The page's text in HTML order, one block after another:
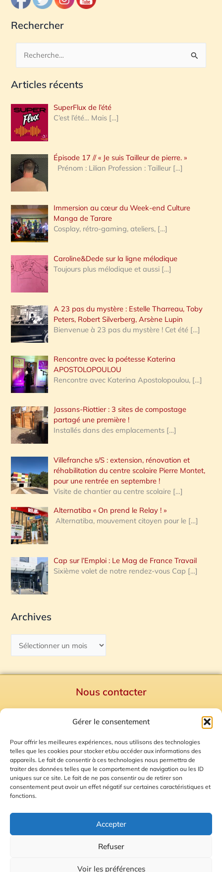
Gérer le consentement
Pour offrir les meilleures expériences, nous utilisons des technologies
telles que les cookies pour stocker et/ou accéder aux informations des
appareils. Le fait de consentir à ces technologies nous permettra de
traiter des données telles que le comportement de navigation ou les ID
uniques sur ce site. Le fait de ne pas consentir ou de retirer son
consentement peut avoir un effet négatif sur certaines caractéristiques et
fonctions.
Accepter
Refuser
Voir les préférences
Rechercher
c
e
r
c
h
e
:
Articles récents
SuperFlux de l’été
C’est l’été… Mais […]
Épisode 17 // « Je suis Tailleur de pierre. »
Prénom : Lilian Profession : Tailleur […]
Immersion au cœur du Week-end Culture
Manga de Tarare
Cosplay, rétro-gaming, ateliers, […]
Caroline&Dede sur la ligne mélodique
Toujours plus mélodique et aussi […]
A 23 pas du mystère : Estelle Tharreau, Toby
Peters, Robert Silverberg, Arsène Lupin
Bienvenue à 23 pas du mystère ! Cet été […]
Rencontre avec la poétesse Katerina
APOSTOLOPOULOU
Rencontre avec Katerina Apostolopoulou, […]
Jassans-Riottier : 3 sites de compostage
partagé une première !
Installés dans des emplacements […]
Villefranche s/S : extension, rénovation et
réhabilitation du centre scolaire Pierre Montet,
pour une rentrée en septembre !
Visite de chantier au centre scolaire […]
Alternatiba « On prend le Relay ! »
Alternatiba, mouvement citoyen pour le […]
Cap sur l’Emploi : Le Mag de France Travail
Sixième volet de notre rendez-vous Cap […]
Archives
Nous contacter
Mentions Légales
Plan du site
Gestion des Cookies
© 2026 Radio Calade